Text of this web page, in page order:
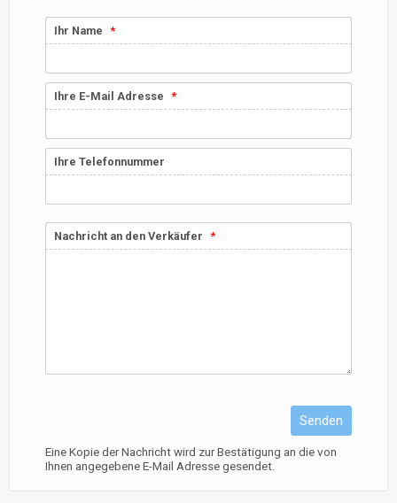
Ihr Name
Ihre E-Mail Adresse
Ihre Telefonnummer
Nachricht an den Verkäufer
Senden
Eine Kopie der Nachricht wird zur Bestätigung an die von
Ihnen angegebene E-Mail Adresse gesendet.